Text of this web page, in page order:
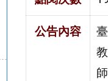
公告內容